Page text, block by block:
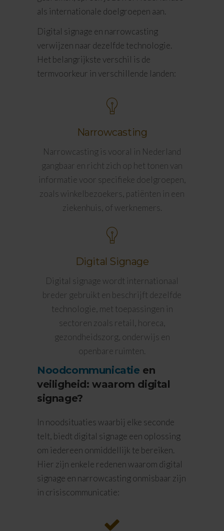
als internationale doelgroepen aan.
Digital signage en narrowcasting
verwijzen naar dezelfde technologie.
Het belangrijkste verschil is de
termvoorkeur in verschillende landen:
Narrowcasting
Narrowcasting is vooral in Nederland
gangbaar en richt zich op het tonen van
informatie voor specifieke doelgroepen,
zoals winkelbezoekers, patiënten in een
ziekenhuis, of werknemers.
Digital Signage
Digital signage wordt internationaal
breder gebruikt en beschrijft dezelfde
technologie, met toepassingen in
sectoren zoals retail, horeca,
gezondheidszorg, onderwijs en
openbare ruimten.
Noodcommunicatie en
veiligheid: waarom digital
signage?
In noodsituaties waarbij elke seconde
telt, biedt digital signage een oplossing
om iedereen onmiddellijk te bereiken.
Hier zijn enkele redenen waarom digital
signage en narrowcasting onmisbaar zijn
in crisiscommunicatie: